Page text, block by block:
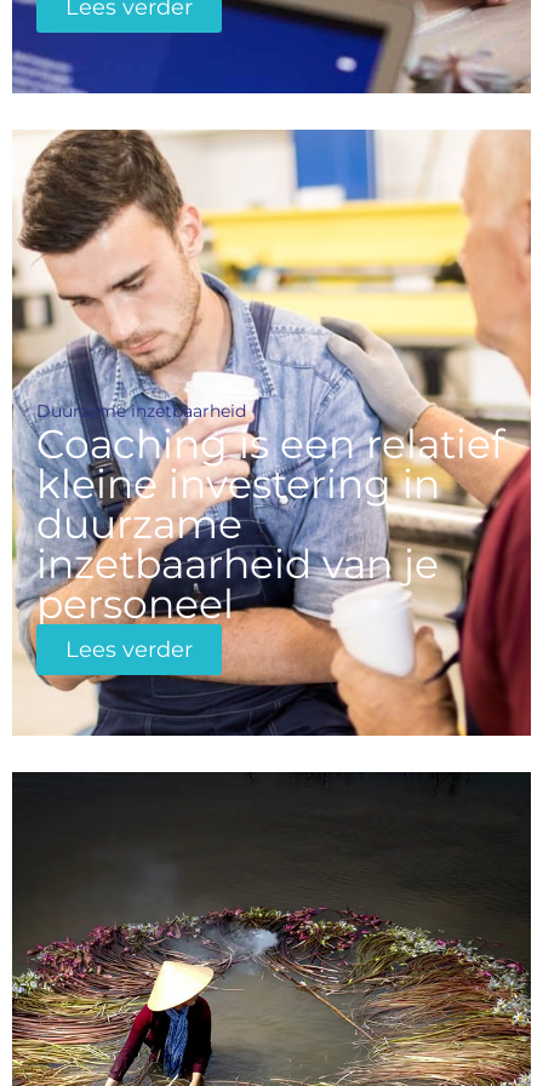
Lees verder
Duurzame inzetbaarheid
Coaching is een relatief
kleine investering in
duurzame
inzetbaarheid van je
personeel
Lees verder